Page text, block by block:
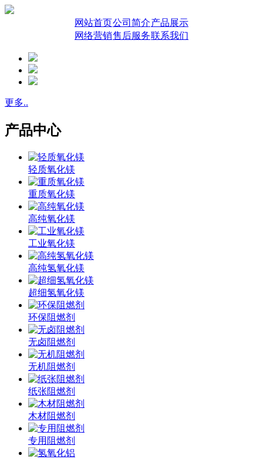
网站首页公司简介产品展示
网络营销售后服务联系我们
更多..
产品中心
轻质氧化镁
重质氧化镁
高纯氧化镁
工业氧化镁
高纯氢氧化镁
超细氢氧化镁
环保阻燃剂
无卤阻燃剂
无机阻燃剂
纸张阻燃剂
木材阻燃剂
专用阻燃剂